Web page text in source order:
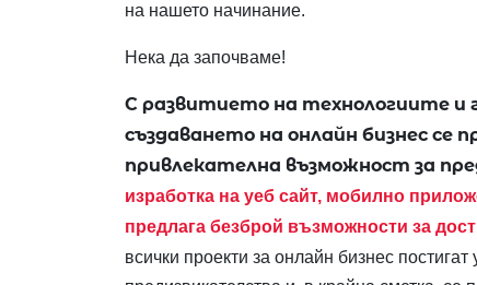
на нашето начинание.
Нека да започваме!
С развитието на технологиите
създаването на онлайн бизнес се
привлекателна възможност за
изработка на уеб сайт, мобилно
предлага безброй възможности за
всички проекти за онлайн бизнес